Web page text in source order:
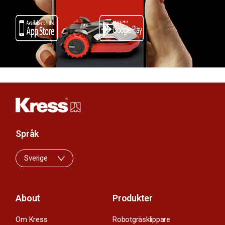
About
Om Kress
Produkter
Robotgräsklippare
Språk
Sverige